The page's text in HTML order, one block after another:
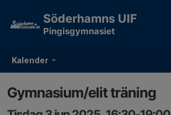
Kalender
Söderhamns UIF
Pingisgymnasiet
Gymnasium/elit träning